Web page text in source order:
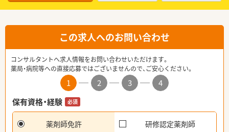
この求人へのお問い合わせ
コンサルタントへ求人情報をお問い合わせいただけます。
薬局・病院等への直接応募ではございませんので、ご安心ください。
1 2 3
4
保有資格・経験
必須
薬剤師免許 研修認定薬剤師